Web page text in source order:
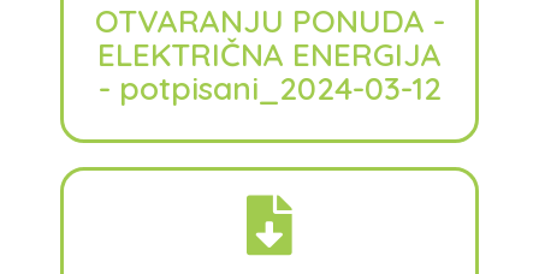
OTVARANJU PONUDA -
ELEKTRIČNA ENERGIJA
- potpisani_2024-03-12